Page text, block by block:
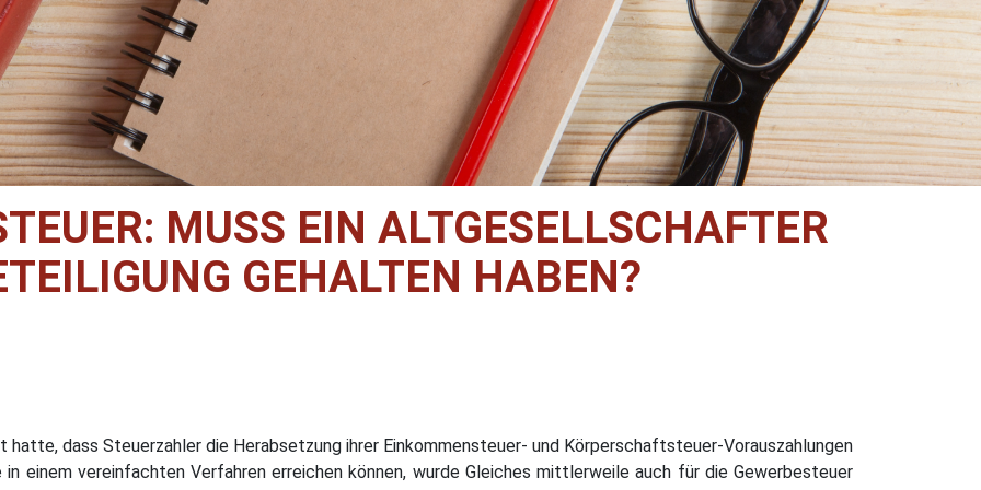
MUSS EIN ALTGESELLSCHAFTER
GEHALTEN HABEN?
hatte, dass Steuerzahler die Herabsetzung ihrer Einkommensteuer- und Körperschaftsteuer-Vorauszahlungen
einem vereinfachten Verfahren erreichen können, wurde Gleiches mittlerweile auch für die Gewerbesteuer